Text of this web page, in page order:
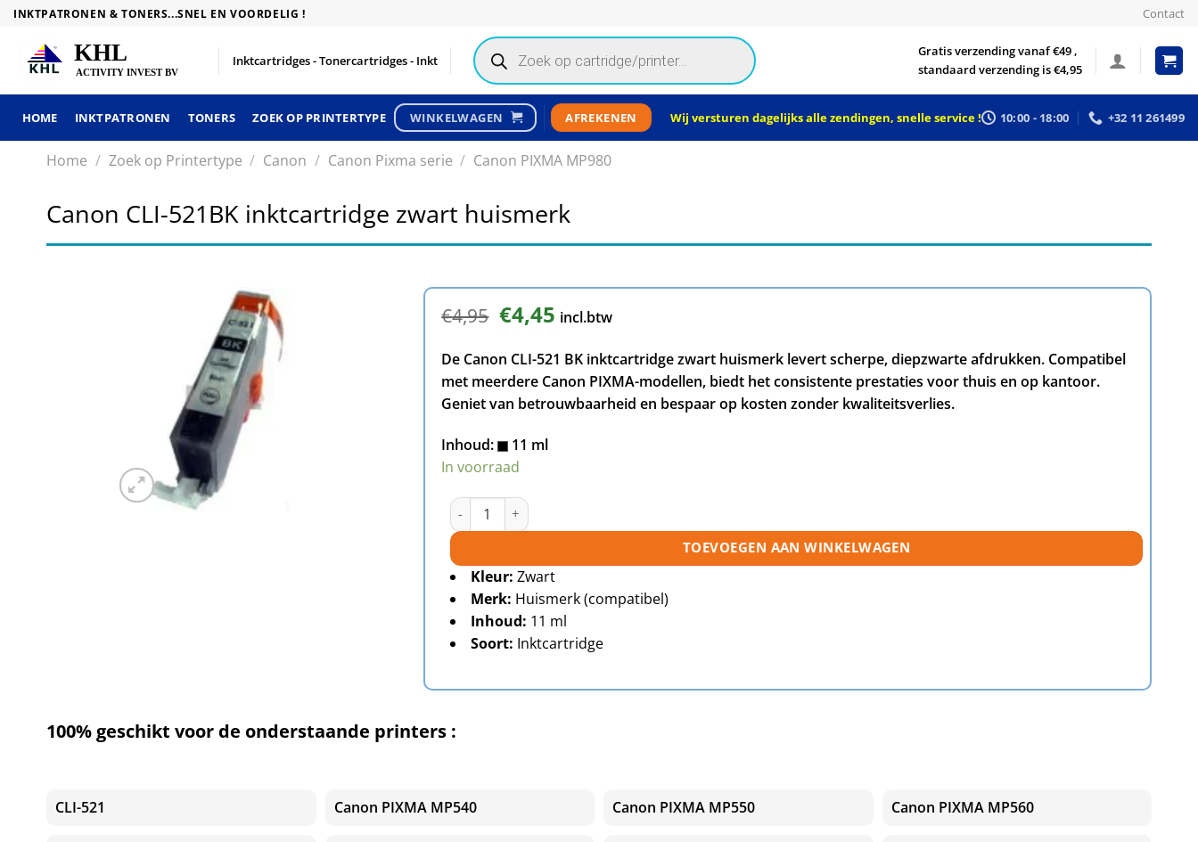
Skip
content
INKTPATRONEN & TONERS...SNEL EN VOORDELIG ! Contact
Inktcartridges - Tonercartridges - Inkt
Products
search
Gratis verzending vanaf €49 ,
standaard verzending is €4,95
HOME INKTPATRONEN TONERS ZOEK OP PRINTERTYPE WINKELWAGEN AFREKENEN Wij versturen dagelijks alle zendingen, snelle service ! 10:00 - 18:00 +32 11 261499
Home / Zoek op Printertype / Canon / Canon Pixma serie / Canon PIXMA MP980
Canon CLI-521BK inktcartridge zwart huismerk
€4,95 Oorspronkelijke
prijs
was:
€4,95.
€4,45Huidige
prijs
is:
€4,45.
incl.btw
De Canon CLI-521 BK inktcartridge zwart huismerk levert scherpe, diepzwarte afdrukken. Compatibel
met meerdere Canon PIXMA-modellen, biedt het consistente prestaties voor thuis en op kantoor.
Geniet van betrouwbaarheid en bespaar op kosten zonder kwaliteitsverlies.
Inhoud:
11 ml
In voorraad
Canon CLI-521BK inktcartridge zwart huismerk aantal
TOEVOEGEN AAN WINKELWAGEN
Kleur: Zwart
Merk: Huismerk (compatibel)
Inhoud: 11 ml
Soort: Inktcartridge
100% geschikt voor de onderstaande printers :
CLI-521 Canon PIXMA MP540 Canon PIXMA MP550 Canon PIXMA MP560